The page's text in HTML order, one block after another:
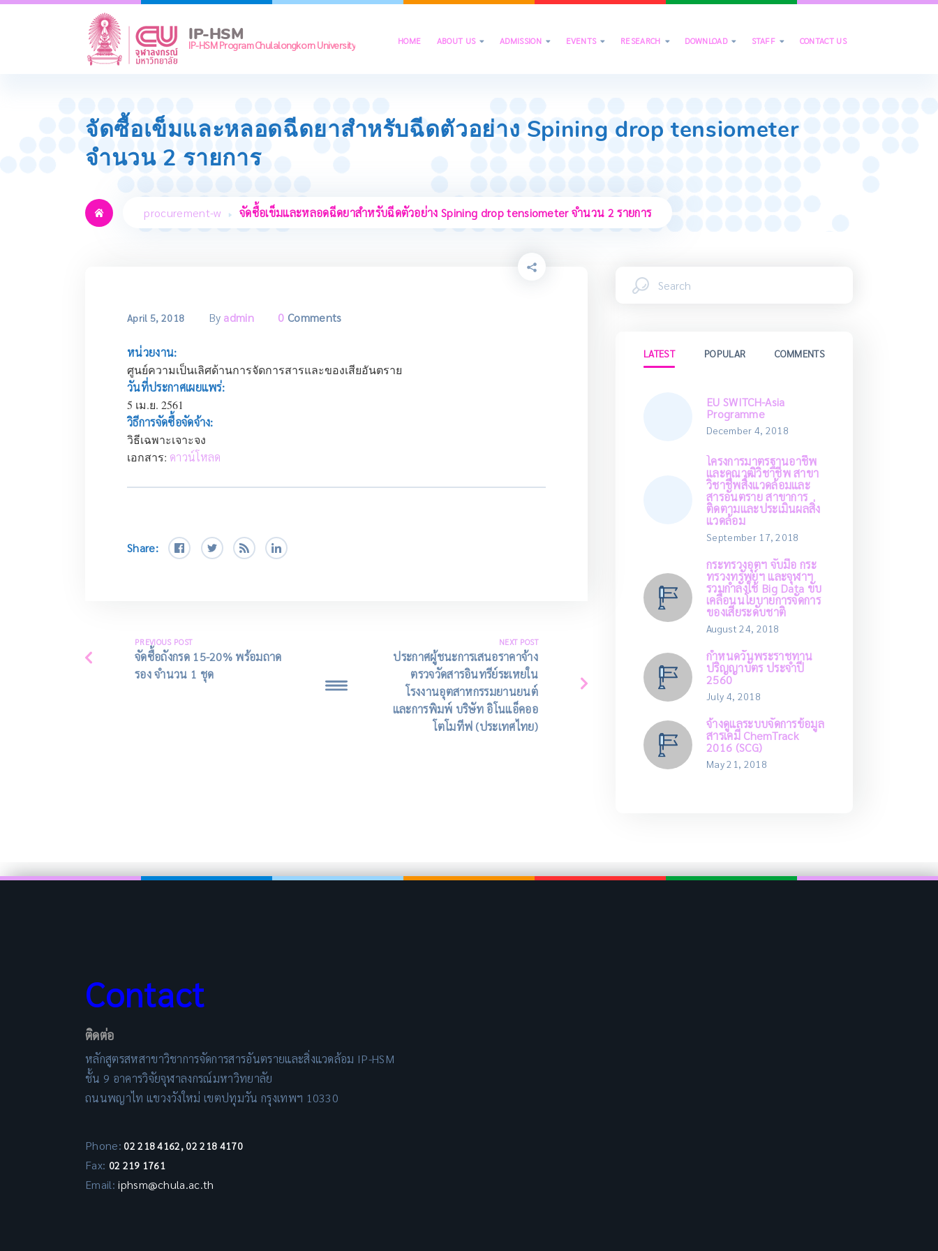
Skip
IP-HSM
IP-HSM Program Chulalongkorn University HOME ABOUT US  ADMISSION  EVENTS  RESEARCH  DOWNLOAD  STAFF  CONTACT US
จัดซื้อเข็มและหลอดฉีดยาสำหรับฉีดตัวอย่าง Spining drop tensiometer
จำนวน 2 รายการ
procurement-w จัดซื้อเข็มและหลอดฉีดยาสำหรับฉีดตัวอย่าง Spining drop tensiometer จำนวน 2 รายการ
April 5, 2018 By admin 0 Comments
หน่วยงาน:
ศูนย์ความเป็นเลิศด้านการจัดการสารและของเสียอันตราย
วันที่ประกาศเผยแพร่:
5 เม.ย. 2561
วิธีการจัดซื้อจัดจ้าง:
วิธีเฉพาะเจาะจง
เอกสาร: ดาวน์โหลด
Share:
PREVIOUS POST
จัดซื้อถังกรด 15-20% พร้อมถาด
รอง จำนวน 1 ชุด
NEXT POST
ประกาศผู้ชนะการเสนอราคาจ้าง
ตรวจวัดสารอินทรีย์ระเหยใน
โรงงานอุตสาหกรรมยานยนต์
และการพิมพ์ บริษัท อิโนแอ็คออ
โตโมทีฟ (ประเทศไทย)
LATEST POPULAR COMMENTS
EU SWITCH-Asia
Programme
December 4, 2018
โครงการมาตรฐานอาชีพ
และคุณวุฒิวิชาชีพ สาขา
วิชาชีพสิ่งแวดล้อมและ
สารอันตราย สาขาการ
ติดตามและประเมินผลสิ่ง
แวดล้อม
September 17, 2018
กระทรวงอุตฯ จับมือ กระ
ทรวงทรัพย์ฯ และจุฬาฯ
รวมกำลังใช้ Big Data ขับ
เคลื่อนนโยบายการจัดการ
ของเสียระดับชาติ
August 24, 2018
กำหนดวันพระราชทาน
ปริญญาบัตร ประจำปี
2560
July 4, 2018
จ้างดูแลระบบจัดการข้อมูล
สารเคมี ChemTrack
2016 (SCG)
May 21, 2018
Contact
ติดต่อ
หลักสูตรสหสาขาวิชาการจัดการสารอันตรายและสิ่งแวดล้อม IP-HSM
ชั้น 9 อาคารวิจัยจุฬาลงกรณ์มหาวิทยาลัย
ถนนพญาไท แขวงวังใหม่ เขตปทุมวัน กรุงเทพฯ 10330
Phone: 02 218 4162, 02 218 4170
Fax: 02 219 1761
Email:iphsm@chula.ac.th